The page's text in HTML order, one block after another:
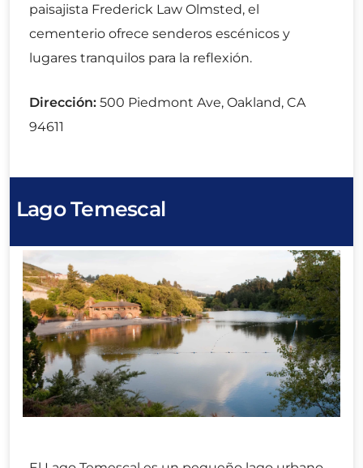
paisajista Frederick Law Olmsted, el
cementerio ofrece senderos escénicos y
lugares tranquilos para la reflexión.
Dirección: 500 Piedmont Ave, Oakland, CA
94611
Lago Temescal